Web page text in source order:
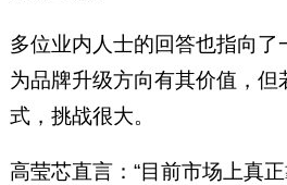
多位业内人士的回答也指向了
为品牌升级方向有其价值，但
式，挑战很大。
高莹芯直言：“目前市场上真